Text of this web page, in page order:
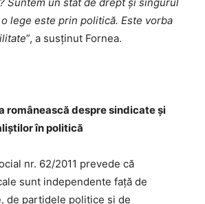
lege este prin politică. Este vorba
”, a susținut Fornea.
românească despre sindicate și
în politică
nr. 62/2011 prevede că
sunt independente faţă de
de partidele politice şi de